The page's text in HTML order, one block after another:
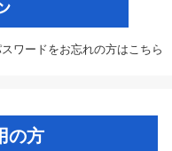
ワードをお忘れの方はこちら
の方